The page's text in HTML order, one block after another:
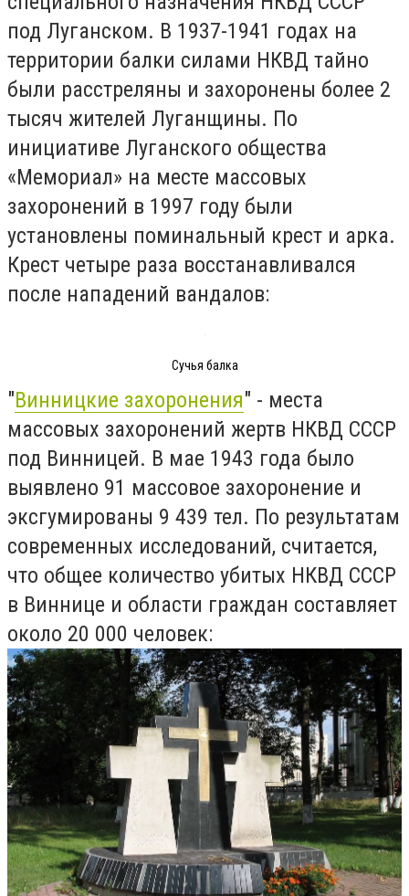
под Луганском. В 1937-1941 годах на
территории балки силами НКВД тайно
были расстреляны и захоронены более 2
тысяч жителей Луганщины. По
инициативе Луганского общества
«Мемориал» на месте массовых
захоронений в 1997 году были
установлены поминальный крест и арка.
Крест четыре раза восстанавливался
после нападений вандалов:
Сучья балка
"Винницкие захоронения" - места
массовых захоронений жертв НКВД СССР
под Винницей. В мае 1943 года было
выявлено 91 массовое захоронение и
эксгумированы 9 439 тел. По результатам
современных исследований, считается,
что общее количество убитых НКВД СССР
в Виннице и области граждан составляет
около 20 000 человек: